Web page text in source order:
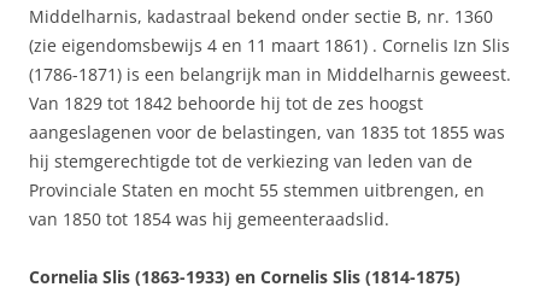
Middelharnis, kadastraal bekend onder sectie B, nr. 1360
(zie eigendomsbewijs 4 en 11 maart 1861) . Cornelis Izn Slis
(1786-1871) is een belangrijk man in Middelharnis geweest.
Van 1829 tot 1842 behoorde hij tot de zes hoogst
aangeslagenen voor de belastingen, van 1835 tot 1855 was
hij stemgerechtigde tot de verkiezing van leden van de
Provinciale Staten en mocht 55 stemmen uitbrengen, en
van 1850 tot 1854 was hij gemeenteraadslid.
Cornelia Slis (1863-1933) en Cornelis Slis (1814-1875)